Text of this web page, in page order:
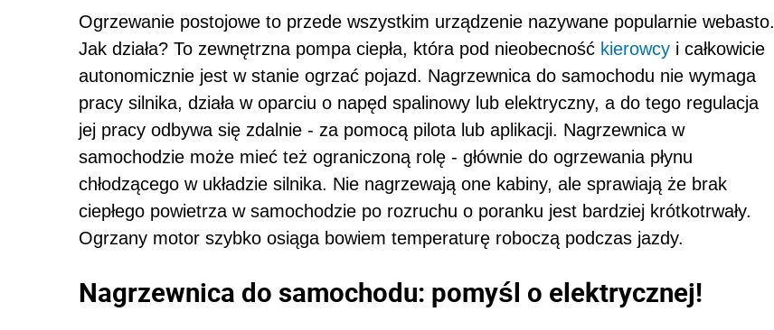
Ogrzewanie postojowe to przede wszystkim urządzenie nazywane popularnie webasto.
Jak działa? To zewnętrzna pompa ciepła, która pod nieobecność kierowcy i całkowicie
autonomicznie jest w stanie ogrzać pojazd. Nagrzewnica do samochodu nie wymaga
pracy silnika, działa w oparciu o napęd spalinowy lub elektryczny, a do tego regulacja
jej pracy odbywa się zdalnie - za pomocą pilota lub aplikacji. Nagrzewnica w
samochodzie może mieć też ograniczoną rolę - głównie do ogrzewania płynu
chłodzącego w układzie silnika. Nie nagrzewają one kabiny, ale sprawiają że brak
ciepłego powietrza w samochodzie po rozruchu o poranku jest bardziej krótkotrwały.
Ogrzany motor szybko osiąga bowiem temperaturę roboczą podczas jazdy.
Nagrzewnica do samochodu: pomyśl o elektrycznej!